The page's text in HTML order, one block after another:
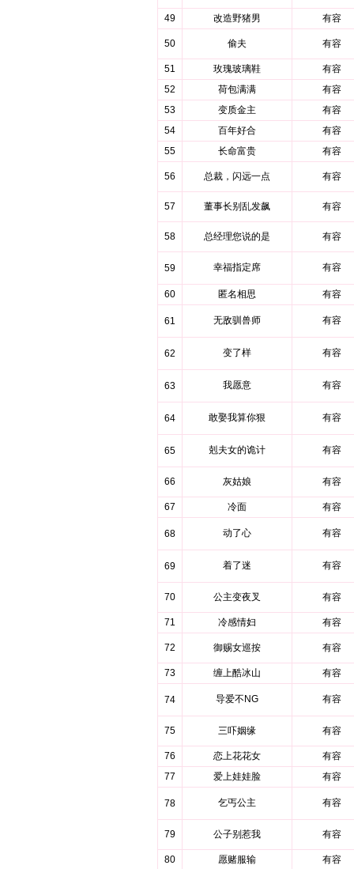
49 改造野猪男 有容
50 偷夫 有容
51 玫瑰玻璃鞋
有容
52
荷包满满
有容
53
变质金主
有容
54
百年好合
有容
55
长命富贵 有容
56 总裁，闪远一点 有容
57 董事长别乱发飙 有容
58 总经理您说的是 有容
59 幸福指定席 有容
60 匿名相思 有容
61 无敌驯兽师 有容
62 变了样 有容
63 我愿意 有容
64 敢娶我算你狠 有容
65 剋夫女的诡计 有容
66 灰姑娘 有容
67 冷面 有容
68 动了心 有容
69 着了迷 有容
70 公主变夜叉 有容
71 冷感情妇 有容
72 御赐女巡按 有容
73 缠上酷冰山 有容
74 导爱不NG 有容
75 三吓姻缘 有容
76 恋上花花女
有容
77
爱上娃娃脸 有容
78 乞丐公主 有容
79 公子别惹我 有容
80 愿赌服输 有容